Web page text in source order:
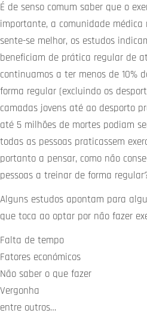
É de senso comum saber que o
importante, a comunidade médica
sente-se melhor, os estudos
beneficiam de prática regular de
continuamos a ter menos de 10%
forma regular (excluindo os
camadas jovens até ao desporto
até 5 milhões de mortes podiam
todas as pessoas praticassem
portanto a pensar, como não
pessoas a treinar de forma
Alguns estudos apontam para
que toca ao optar por não fazer
Falta de tempo
Fatores económicos
Não saber o que fazer
Vergonha
entre outros…